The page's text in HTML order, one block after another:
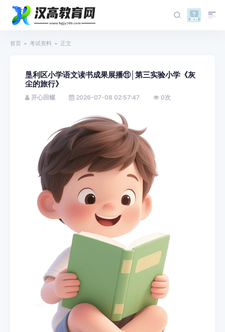
首页 考试资料 正文
垦利区小学语文读书成果展播⑪│第三实验小学《灰
尘的旅行》
开心田螺 2026-07-08 02:57:47 0次